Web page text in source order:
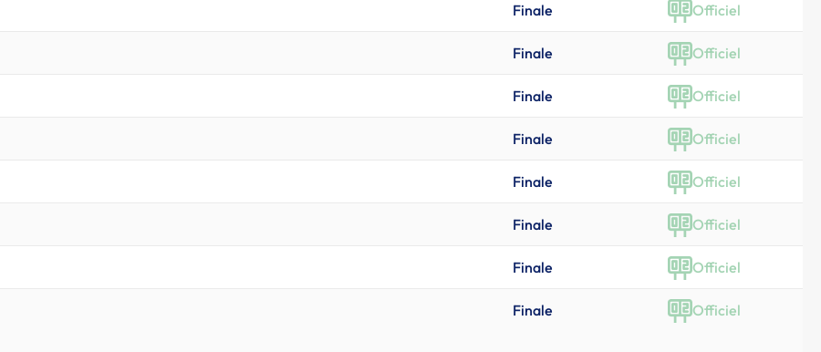
Finale Officiel
Finale Officiel
Finale Officiel
Finale Officiel
Finale Officiel
Finale Officiel
Finale Officiel
Finale Officiel